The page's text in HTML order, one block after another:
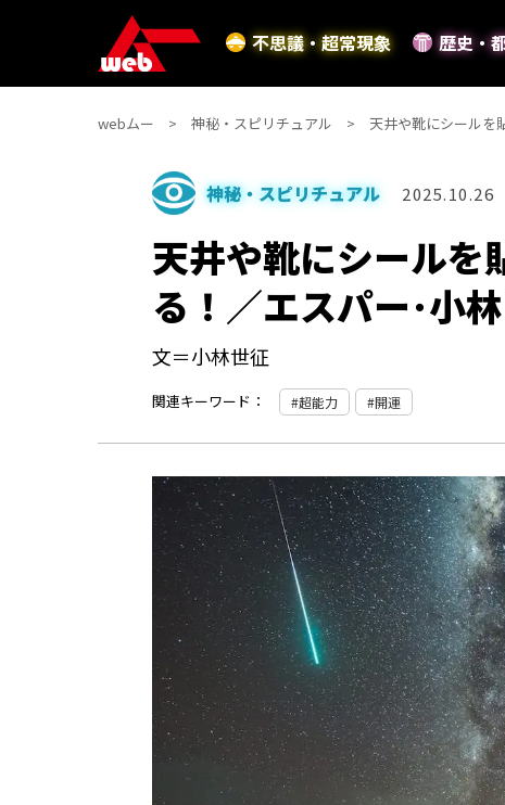
不思議・超常現象 歴史・
webムー 神秘・スピリチュアル 天井や靴にシールを
神秘・スピリチュアル 2025.10.26
天井や靴にシールを
る！／エスパー･小
文＝小林世征
関連キーワード： 超能力 開運